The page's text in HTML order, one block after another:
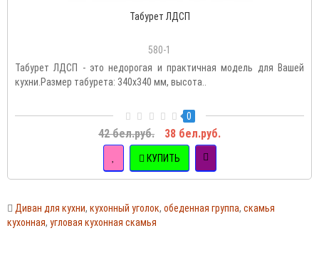
Табурет ЛДСП
580-1
Табурет ЛДСП - это недорогая и практичная модель для Вашей
кухни.Размер табурета: 340х340 мм, высота..
0
42 бел.руб. 38 бел.руб.
КУПИТЬ
Диван для кухни, кухонный уголок, обеденная группа, скамья
кухонная, угловая кухонная скамья